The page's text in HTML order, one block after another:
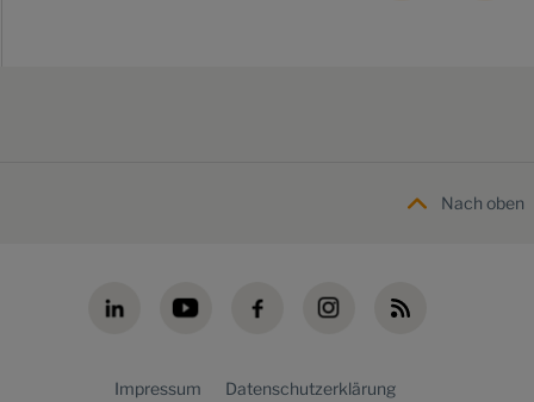
Nach oben
Impressum Datenschutzerklärung